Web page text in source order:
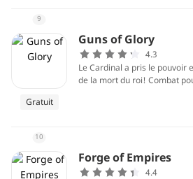
9
Gratuit
Guns of Glory
4.3
Le Cardinal a pris le pouvoir
de la mort du roi! Combat
10
Forge of Empires
4.4